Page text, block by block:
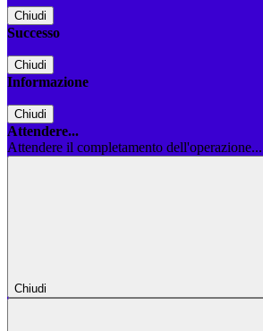
Chiudi
Successo
Chiudi
Informazione
Chiudi
Attendere...
Attendere il completamento dell'operazione...
Chiudi